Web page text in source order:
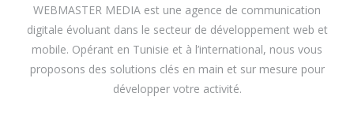
WEBMASTER MEDIA est une agence de communication
digitale évoluant dans le secteur de développement web et
mobile. Opérant en Tunisie et à l’international, nous vous
proposons des solutions clés en main et sur mesure pour
développer votre activité.